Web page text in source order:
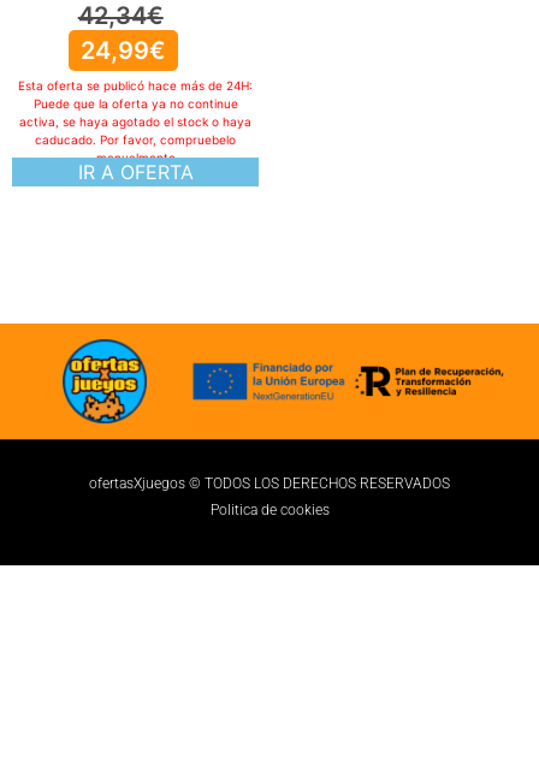
42,34€
24,99€
IR A OFERTA
Esta oferta se publicó hace más de 24H:
Puede que la oferta ya no continue
activa, se haya agotado el stock o haya
caducado. Por favor, compruebelo
manualmente
ofertasXjuegos © TODOS LOS DERECHOS RESERVADOS
Politica de cookies